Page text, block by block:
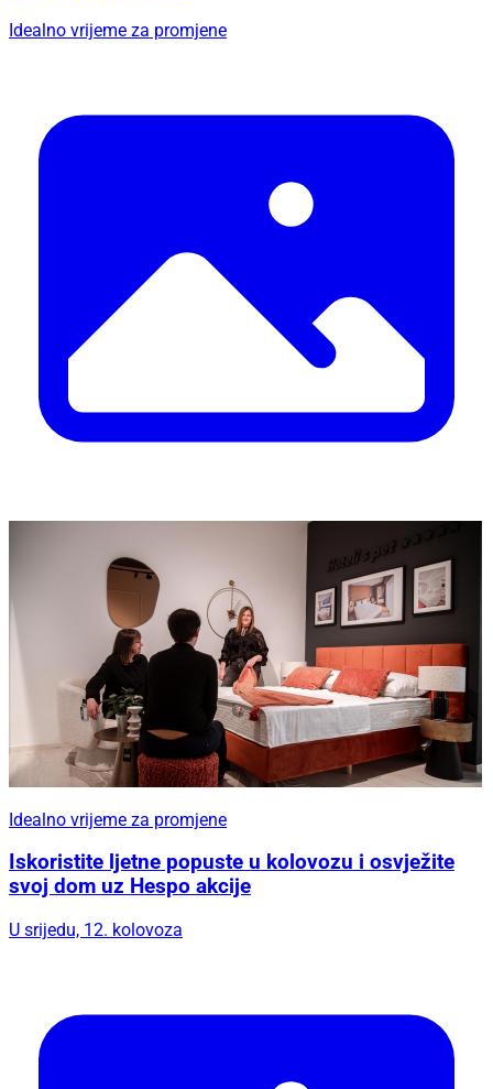
Idealno vrijeme za promjene
Idealno vrijeme za promjene
Iskoristite ljetne popuste u kolovozu i osvježite
svoj dom uz Hespo akcije
U srijedu, 12. kolovoza